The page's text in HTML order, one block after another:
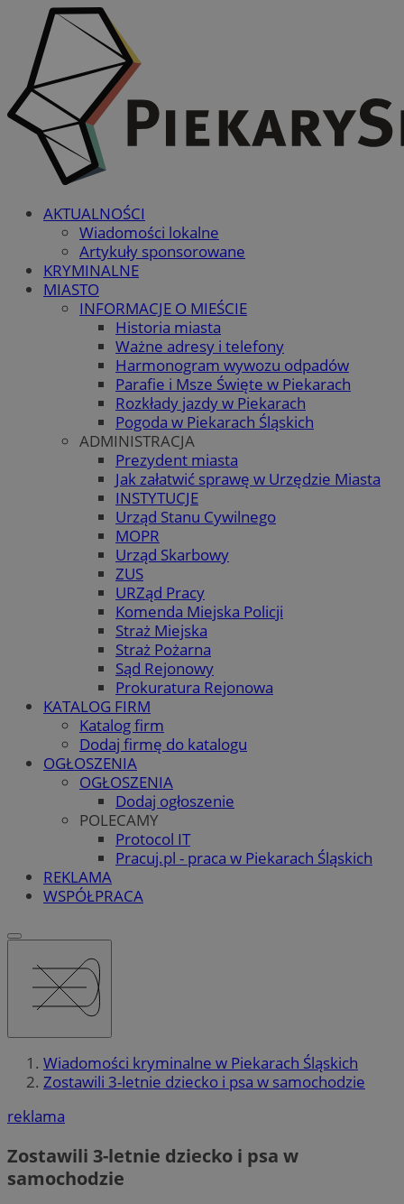
AKTUALNOŚCI
Wiadomości lokalne
Artykuły sponsorowane
KRYMINALNE
MIASTO
INFORMACJE O MIEŚCIE
Historia miasta
Ważne adresy i telefony
Harmonogram wywozu odpadów
Parafie i Msze Święte w Piekarach
Rozkłady jazdy w Piekarach
Pogoda w Piekarach Śląskich
ADMINISTRACJA
Prezydent miasta
Jak załatwić sprawę w Urzędzie Miasta
INSTYTUCJE
Urząd Stanu Cywilnego
MOPR
Urząd Skarbowy
ZUS
URZąd Pracy
Komenda Miejska Policji
Straż Miejska
Straż Pożarna
Sąd Rejonowy
Prokuratura Rejonowa
KATALOG FIRM
Katalog firm
Dodaj firmę do katalogu
OGŁOSZENIA
OGŁOSZENIA
Dodaj ogłoszenie
POLECAMY
Protocol IT
Pracuj.pl - praca w Piekarach Śląskich
REKLAMA
WSPÓŁPRACA
Wiadomości kryminalne w Piekarach Śląskich
Zostawili 3-letnie dziecko i psa w samochodzie
reklama
Zostawili 3-letnie dziecko i psa w
samochodzie